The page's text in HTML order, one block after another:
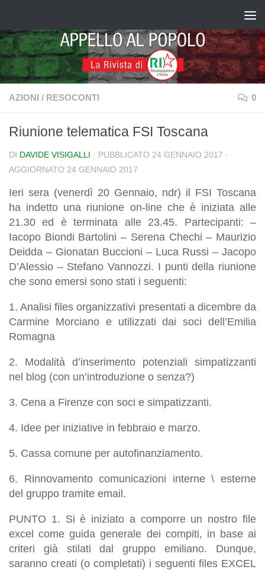
AZIONI / RESOCONTI 0
Riunione telematica FSI Toscana
DI DAVIDE VISIGALLI · PUBBLICATO 24 GENNAIO 2017 ·
AGGIORNATO 24 GENNAIO 2017
Ieri sera (venerdì 20 Gennaio, ndr) il FSI Toscana
ha indetto una riunione on-line che è iniziata alle
21.30 ed è terminata alle 23.45. Partecipanti: –
Iacopo Biondi Bartolini – Serena Chechi – Maurizio
Deidda – Gionatan Buccioni – Luca Russi – Jacopo
D’Alessio – Stefano Vannozzi. I punti della riunione
che sono emersi sono stati i seguenti:
1. Analisi files organizzativi presentati a dicembre da
Carmine Morciano e utilizzati dai soci dell’Emilia
Romagna
2. Modalità d’inserimento potenziali simpatizzanti
nel blog (con un’introduzione o senza?)
3. Cena a Firenze con soci e simpatizzanti.
4. Idee per iniziative in febbraio e marzo.
5. Cassa comune per autofinanziamento.
6. Rinnovamento comunicazioni interne \ esterne
del gruppo tramite email.
PUNTO 1. Si è iniziato a comporre un nostro file
excel come guida generale dei compiti, in base ai
criteri già stilati dal gruppo emiliano. Dunque,
saranno creati (o completati) i seguenti files EXCEL